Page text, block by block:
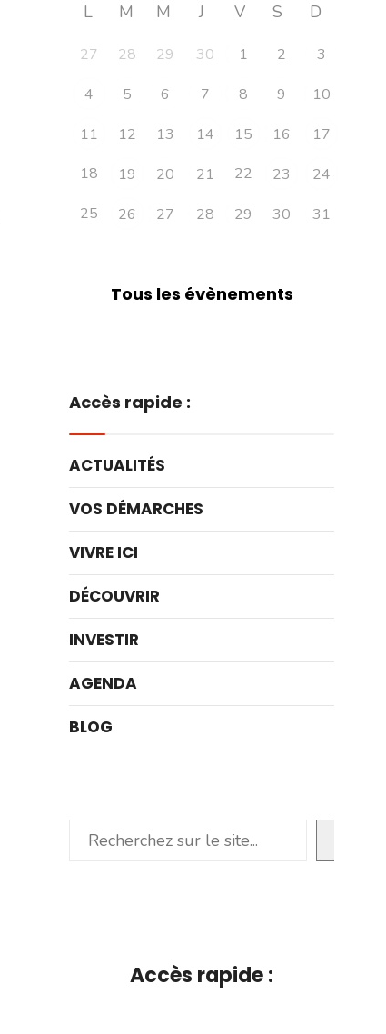
L M M J V S D
27 28 29 30 1 2
3
4
5 6 7 8 9
10
11
12 13 14 15 16
17
18
19 20 21 22 23
24
25
26 27 28 29 30 31
Tous les évènements
Accès rapide :
ACTUALITÉS
VOS DÉMARCHES
VIVRE ICI
DÉCOUVRIR
INVESTIR
AGENDA
BLOG
Rechercher
Accès rapide :